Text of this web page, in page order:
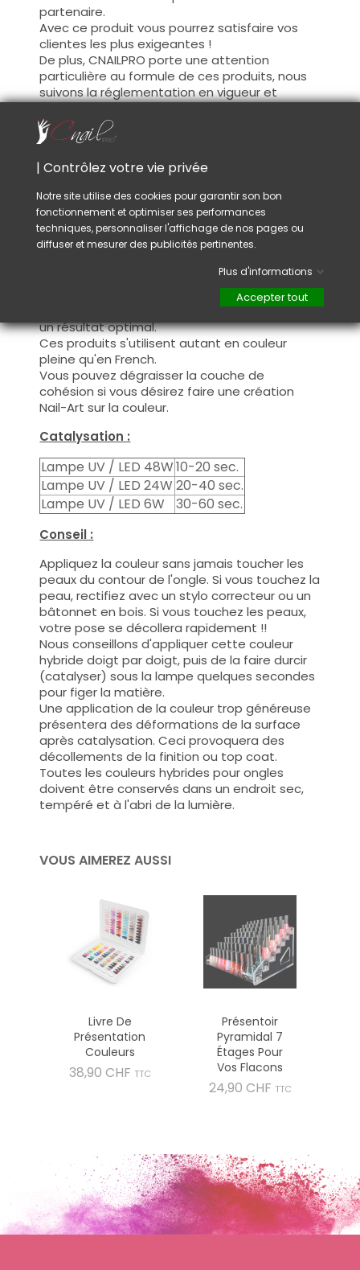
partenaire.
Avec ce produit vous pourrez satisfaire vos
clientes les plus exigeantes !
De plus, CNAILPRO porte une attention
particulière au formule de ces produits, nous
suivons la réglementation en vigueur et
garantissons la conformité de nos produits.
Ceci pour garantir une sécurité d'utilisation
optimale.
Cette couleur s'applique avec son pinceau, de
manière fine, sur la base (il n'est pas
nécessaire de dégraisser la couche de
cohésion) ou sur la construction après limage.
Ce produit s'applique en deux couches,
fermez le bord libre à la première couche et
appliquez la deuxième couche pour garantir
un résultat optimal.
Ces produits s'utilisent autant en couleur
pleine qu'en French.
Vous pouvez dégraisser la couche de
cohésion si vous désirez faire une création
Nail-Art sur la couleur.
Catalysation :
Lampe UV / LED 48W10-20 sec.
Lampe UV / LED 24W 20-40 sec.
Lampe UV / LED 6W
30-60 sec.
Conseil :
Appliquez la couleur sans jamais toucher les
peaux du contour de l'ongle. Si vous touchez la
peau, rectifiez avec un stylo correcteur ou un
bâtonnet en bois. Si vous touchez les peaux,
votre pose se décollera rapidement !!
Nous conseillons d'appliquer cette couleur
hybride doigt par doigt, puis de la faire durcir
(catalyser) sous la lampe quelques secondes
pour figer la matière.
Une application de la couleur trop généreuse
présentera des déformations de la surface
après catalysation. Ceci provoquera des
décollements de la finition ou top coat.
Toutes les couleurs hybrides pour ongles
doivent être conservés dans un endroit sec,
tempéré et à l'abri de la lumière.
VOUS AIMEREZ AUSSI
Livre De
Présentation
Couleurs
38,90 CHF Prix
TTC
Présentoir
Pyramidal 7
Étages Pour
Vos Flacons
24,90 CHF Prix
TTC
| Contrôlez votre vie privée
Notre site utilise des cookies pour garantir son bon
fonctionnement et optimiser ses performances
techniques, personnaliser l'affichage de nos pages ou
diffuser et mesurer des publicités pertinentes.
Plus d'informations
Accepter tout